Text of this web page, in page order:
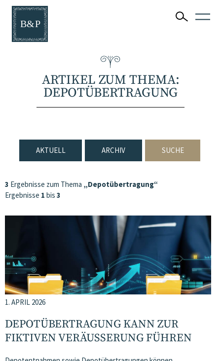
ARTIKEL ZUM THEMA:
DEPOTÜBERTRAGUNG
AKTUELL ARCHIV SUCHE
3 Ergebnisse zum Thema „Depotübertragung“
Ergebnisse 1 bis 3
1. APRIL 2026
DEPOTÜBERTRAGUNG KANN ZUR
FIKTIVEN VERÄUSSERUNG FÜHREN